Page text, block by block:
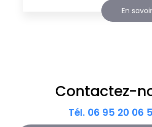
En
Contactez-
Tél. 06 95 20 06